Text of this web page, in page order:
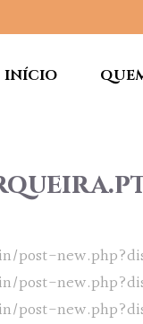
INÍCIO